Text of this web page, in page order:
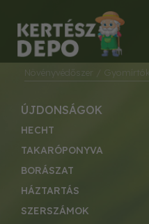
Növényvédőszer / Gyomírtók
ÚJDONSÁGOK
HECHT
TAKARÓPONYVA
BORÁSZAT
HÁZTARTÁS
SZERSZÁMOK